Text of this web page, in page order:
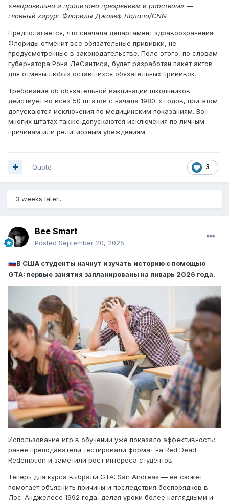
«неправильно и пропитано презрением и рабством» —
главный хирург Флориды Джозеф Ладапо/CNN
Предполагается, что сначала департамент здравоохранения
Флориды отменит все обязательные прививки, не
предусмотренные в законодательстве. Поле этого, по словам
губернатора Рона ДеСантиса, будет разработан пакет актов
для отмены любых оставшихся обязательных прививок.
Требование об обязательной вакцинации школьников
действует во всех 50 штатов с начала 1980-х годов, при этом
допускаются исключения по медицинским показаниям. Во
многих штатах также допускаются исключения по личным
причинам или религиозным убеждениям.
3
Quote
3 weeks later...
Bee Smart
Posted September 20, 2025
🇷🇺В США студенты начнут изучать историю с помощью
GTA: первые занятия запланированы на январь 2026 года.
Использование игр в обучении уже показало эффективность:
ранее преподаватели тестировали формат на Red Dead
Redemption и заметили рост интереса студентов.
Теперь для курса выбрали GTA: San Andreas — её сюжет
помогает объяснить причины и последствия беспорядков в
Лос-Анджелесе 1992 года, делая уроки более наглядными и